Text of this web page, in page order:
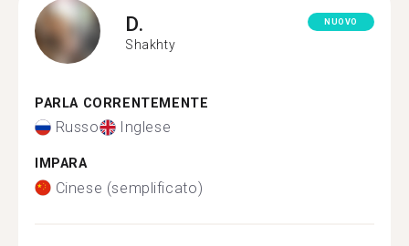
D.
Shakhty
NUOVO
PARLA CORRENTEMENTE
Russo Inglese
IMPARA
Cinese (semplificato)